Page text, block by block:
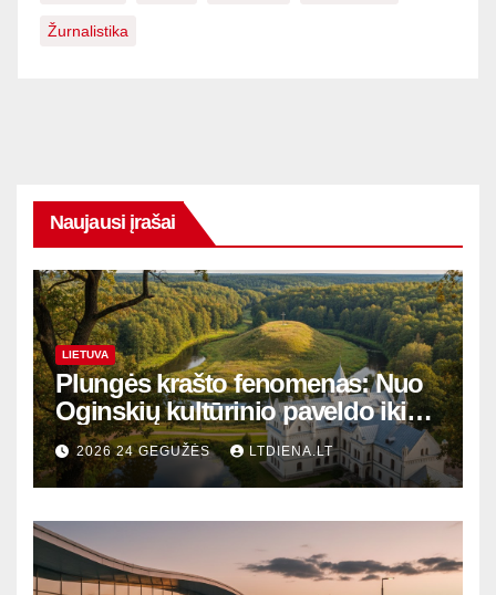
Žurnalistika
Naujausi įrašai
LIETUVA
Plungės krašto fenomenas: Nuo
Oginskių kultūrinio paveldo iki
Žemaitijos gamtos perlų
2026 24 GEGUŽĖS LTDIENA.LT